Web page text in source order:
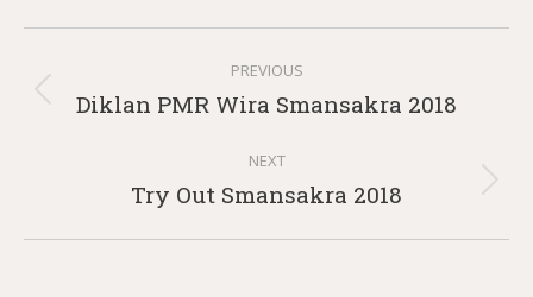
navigation
PREVIOUS
Previous
Diklan PMR Wira Smansakra 2018
NEXT
Next
Try Out Smansakra 2018